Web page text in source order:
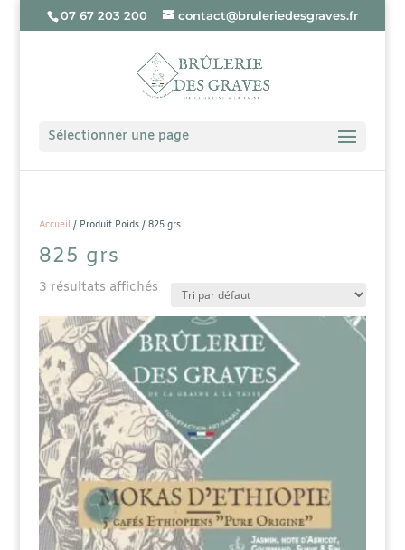
07 67 203 200 contact@bruleriedesgraves.fr
Sélectionner une page
Accueil / Produit Poids / 825 grs
825 grs
3 résultats affichés